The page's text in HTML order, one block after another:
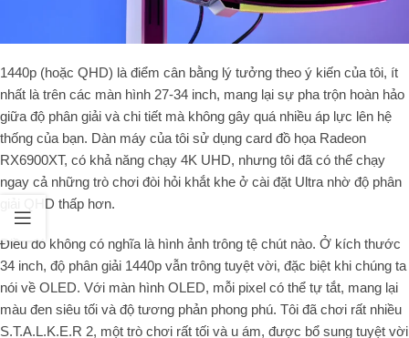
1440p (hoặc QHD) là điểm cân bằng lý tưởng theo ý kiến của tôi, ít
nhất là trên các màn hình 27-34 inch, mang lại sự pha trộn hoàn hảo
giữa độ phân giải và chi tiết mà không gây quá nhiều áp lực lên hệ
thống của bạn. Dàn máy của tôi sử dụng card đồ họa Radeon
RX6900XT, có khả năng chạy 4K UHD, nhưng tôi đã có thể chạy
ngay cả những trò chơi đòi hỏi khắt khe ở cài đặt Ultra nhờ độ phân
giải QHD thấp hơn.
Điều đó không có nghĩa là hình ảnh trông tệ chút nào. Ở kích thước
34 inch, độ phân giải 1440p vẫn trông tuyệt vời, đặc biệt khi chúng ta
nói về OLED. Với màn hình OLED, mỗi pixel có thể tự tắt, mang lại
màu đen siêu tối và độ tương phản phong phú. Tôi đã chơi rất nhiều
S.T.A.L.K.E.R 2, một trò chơi rất tối và u ám, được bổ sung tuyệt vời